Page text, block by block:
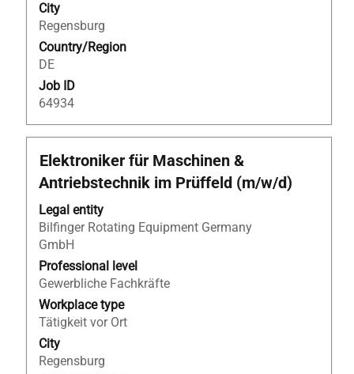
City
Regensburg
Country/Region
DE
Job ID
64934
Title
Elektroniker für Maschinen &
Antriebstechnik im Prüffeld (m/w/d)
Legal entity
Bilfinger Rotating Equipment Germany
GmbH
Professional level
Gewerbliche Fachkräfte
Workplace type
Tätigkeit vor Ort
City
Regensburg
Select
with
space
bar
to
view
the
full
contents
of
the
job
information.